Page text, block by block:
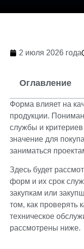
2 июля 2026 года
Оглавление
Форма влияет на
продукции.
службы и
значение для
заниматься
Здесь будет
форм и их срок
закупкам или
том, как проверять
техническое
рассмотрены ниже.